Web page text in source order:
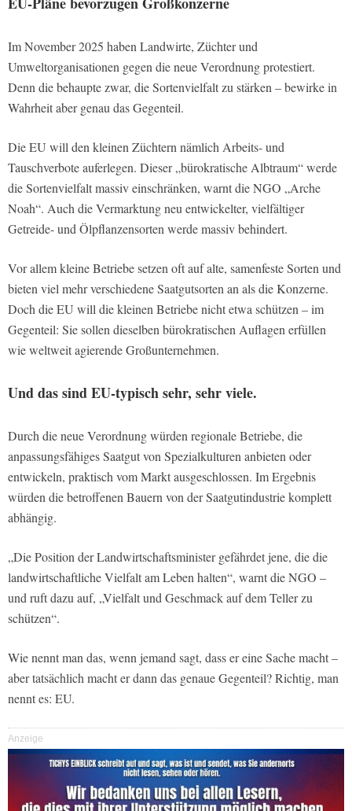
Im November 2025 haben Landwirte, Züchter und
Umweltorganisationen gegen die neue Verordnung protestiert.
Denn die behaupte zwar, die Sortenvielfalt zu stärken – bewirke in
Wahrheit aber genau das Gegenteil.
Die EU will den kleinen Züchtern nämlich Arbeits- und
Tauschverbote auferlegen. Dieser „bürokratische Albtraum“ werde
die Sortenvielfalt massiv einschränken, warnt die NGO „Arche
Noah“. Auch die Vermarktung neu entwickelter, vielfältiger
Getreide- und Ölpflanzensorten werde massiv behindert.
Vor allem kleine Betriebe setzen oft auf alte, samenfeste Sorten und
bieten viel mehr verschiedene Saatgutsorten an als die Konzerne.
Doch die EU will die kleinen Betriebe nicht etwa schützen – im
Gegenteil: Sie sollen dieselben bürokratischen Auflagen erfüllen
wie weltweit agierende Großunternehmen.
Und das sind EU-typisch sehr, sehr viele.
Durch die neue Verordnung würden regionale Betriebe, die
anpassungsfähiges Saatgut von Spezialkulturen anbieten oder
entwickeln, praktisch vom Markt ausgeschlossen. Im Ergebnis
würden die betroffenen Bauern von der Saatgutindustrie komplett
abhängig.
„Die Position der Landwirtschaftsminister gefährdet jene, die die
landwirtschaftliche Vielfalt am Leben halten“, warnt die NGO –
und ruft dazu auf, „Vielfalt und Geschmack auf dem Teller zu
schützen“.
Wie nennt man das, wenn jemand sagt, dass er eine Sache macht –
aber tatsächlich macht er dann das genaue Gegenteil? Richtig, man
nennt es: EU.
Anzeige